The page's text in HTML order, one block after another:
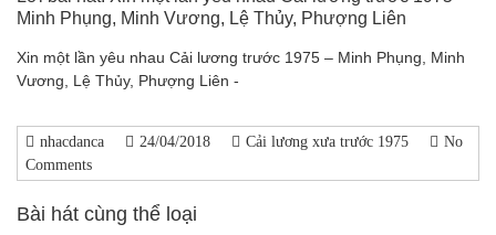
Minh Phụng, Minh Vương, Lệ Thủy, Phượng Liên
Xin một lần yêu nhau Cải lương trước 1975 – Minh Phụng, Minh
Vương, Lệ Thủy, Phượng Liên -
nhacdanca 24/04/2018 Cải lương xưa trước 1975
No
Comments
Bài hát cùng thể loại